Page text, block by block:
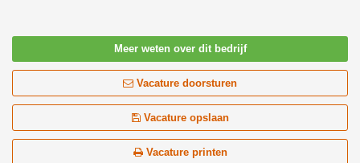
Meer weten over dit bedrijf
Vacature doorsturen
Vacature opslaan
Vacature printen